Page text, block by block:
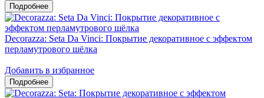
Decorazza: Seta Da Vinci: Покрытие декоративное с эффектом
перламутрового шёлка
Добавить в избранное